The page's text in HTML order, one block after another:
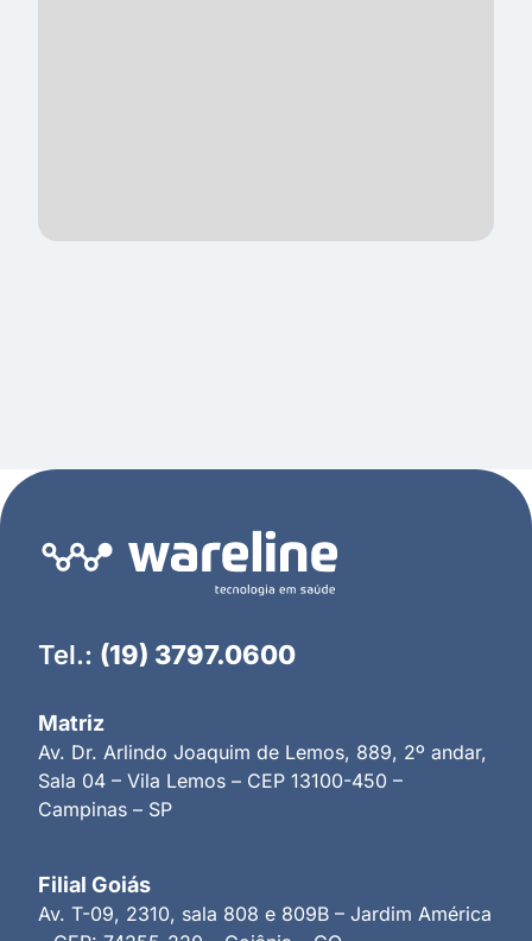
Tel.: (19) 3797.0600
Matriz
Av. Dr. Arlindo Joaquim de Lemos, 889, 2º andar,
Sala 04 – Vila Lemos – CEP 13100-450 –
Campinas – SP
Filial Goiás
Av. T-09, 2310, sala 808 e 809B – Jardim América